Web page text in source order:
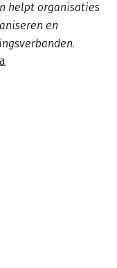
helpt organisaties
en